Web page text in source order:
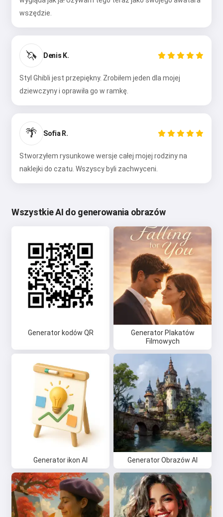
wszędzie.
🦄 Denis K.
Styl Ghibli jest przepiękny. Zrobiłem jeden dla mojej
dziewczyny i oprawiła go w ramkę.
🌴 Sofia R.
Stworzyłem rysunkowe wersje całej mojej rodziny na
naklejki do czatu. Wszyscy byli zachwyceni.
Wszystkie AI do generowania obrazów
Generator kodów QR
Generator Plakatów
Filmowych
Generator ikon AI Generator Obrazów AI